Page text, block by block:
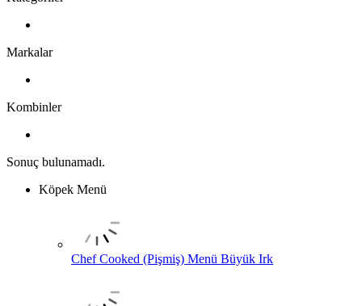
Markalar
Kombinler
Sonuç bulunamadı.
Köpek Menü
Chef Cooked (Pişmiş) Menü Büyük Irk